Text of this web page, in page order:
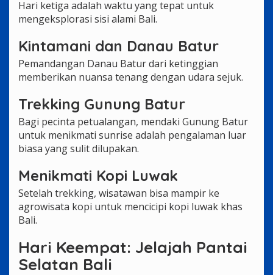
Hari ketiga adalah waktu yang tepat untuk
mengeksplorasi sisi alami Bali.
Kintamani dan Danau Batur
Pemandangan Danau Batur dari ketinggian
memberikan nuansa tenang dengan udara sejuk.
Trekking Gunung Batur
Bagi pecinta petualangan, mendaki Gunung Batur
untuk menikmati sunrise adalah pengalaman luar
biasa yang sulit dilupakan.
Menikmati Kopi Luwak
Setelah trekking, wisatawan bisa mampir ke
agrowisata kopi untuk mencicipi kopi luwak khas
Bali.
Hari Keempat: Jelajah Pantai
Selatan Bali